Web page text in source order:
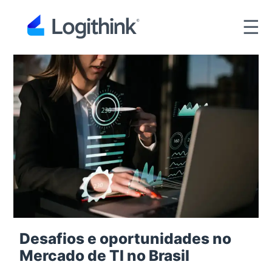
☰
Desafios e oportunidades no
Mercado de TI no Brasil